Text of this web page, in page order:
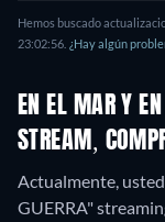
Hemos buscado
23:02:56. ¿Hay algún
EN EL MAR Y
STREAM,
Actualmente, usted
GUERRA"